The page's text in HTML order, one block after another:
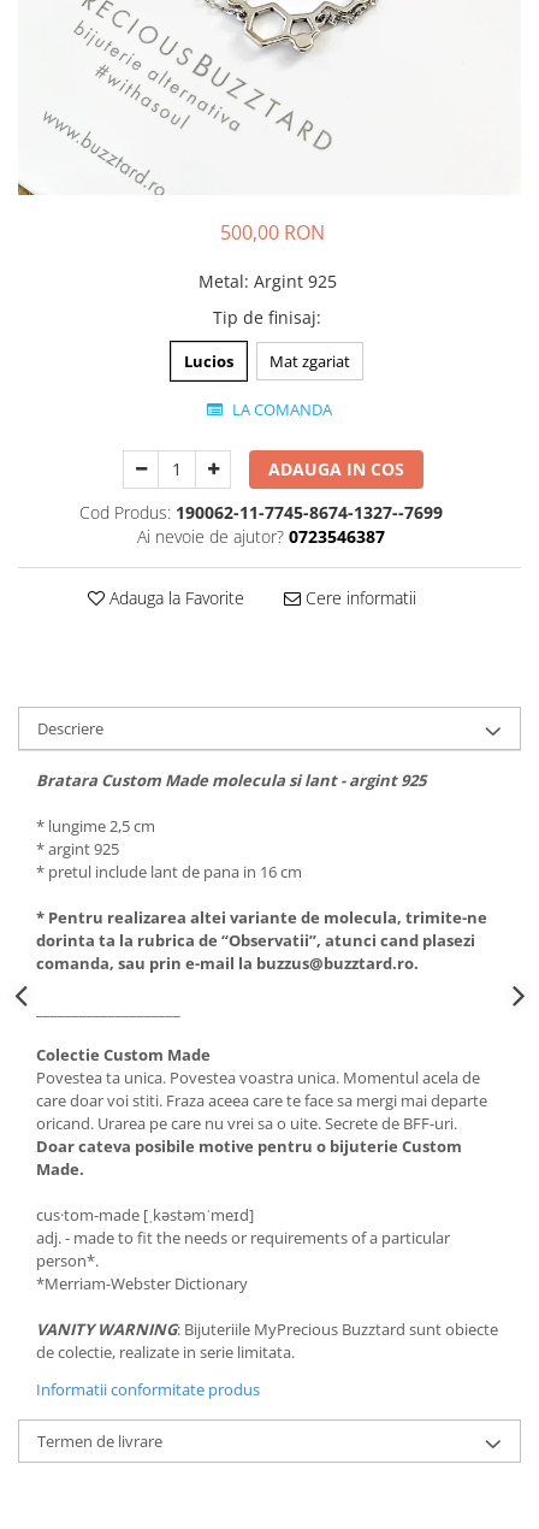
AN-TAN-TICHITAN
500,00 RON
Metal: Argint 925
Tip de finisaj:
Lucios Mat zgariat
LA COMANDA
ADAUGA IN COS
Cod Produs: 190062-11-7745-8674-1327--7699
Ai nevoie de ajutor? 0723546387
Adauga la Favorite Cere informatii
Descriere
Bratara Custom Made molecula si lant - argint 925
* lungime 2,5 cm
* argint 925
* pretul include lant de pana in 16 cm
* Pentru realizarea altei variante de molecula, trimite-ne
dorinta ta la rubrica de “Observatii”, atunci cand plasezi
comanda, sau prin e-mail la buzzus@buzztard.ro.
Colectie Custom Made
Povestea ta unica. Povestea voastra unica. Momentul acela de
care doar voi stiti. Fraza aceea care te face sa mergi mai departe
oricand. Urarea pe care nu vrei sa o uite. Secrete de BFF-uri.
Doar cateva posibile motive pentru o bijuterie Custom
Made.
cus·tom-made [ˌkəstəmˈmeɪd]
adj. - made to fit the needs or requirements of a particular
person*.
*Merriam-Webster Dictionary
VANITY WARNING: Bijuteriile MyPrecious Buzztard sunt obiecte
de colectie, realizate in serie limitata.
Informatii conformitate produs
Termen de livrare